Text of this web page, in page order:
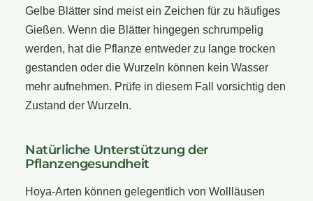
Gelbe Blätter sind meist ein Zeichen für zu häufiges
Gießen. Wenn die Blätter hingegen schrumpelig
werden, hat die Pflanze entweder zu lange trocken
gestanden oder die Wurzeln können kein Wasser
mehr aufnehmen. Prüfe in diesem Fall vorsichtig den
Zustand der Wurzeln.
Natürliche Unterstützung der
Pflanzengesundheit
Hoya-Arten können gelegentlich von Wollläusen